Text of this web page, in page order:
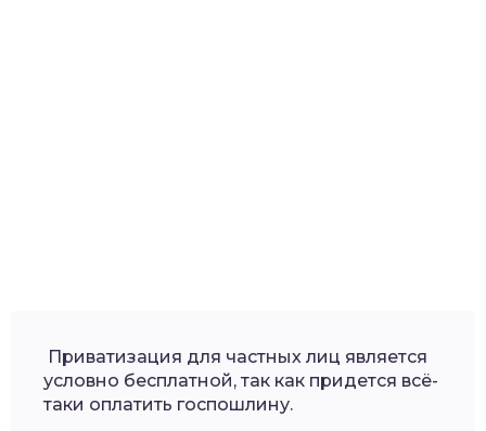
Приватизация для частных лиц является
условно бесплатной, так как придется всё-
таки оплатить госпошлину.